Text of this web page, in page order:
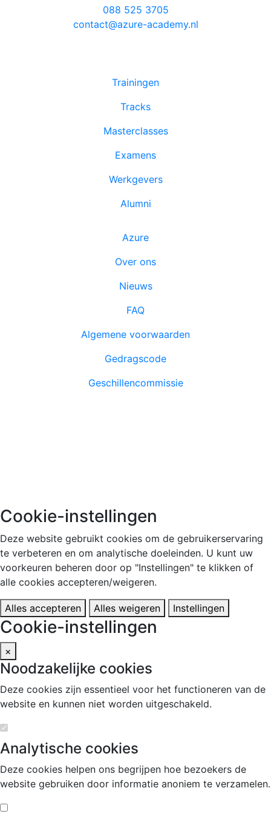
088 525 3705
contact@azure-academy.nl
Trainingen
Tracks
Masterclasses
Examens
Werkgevers
Alumni
Azure
Over ons
Nieuws
FAQ
Algemene voorwaarden
Gedragscode
Geschillencommissie
Cookie-instellingen
Deze website gebruikt cookies om de gebruikerservaring
te verbeteren en om analytische doeleinden. U kunt uw
voorkeuren beheren door op "Instellingen" te klikken of
alle cookies accepteren/weigeren.
Alles accepteren Alles weigeren Instellingen
Cookie-instellingen
×
Noodzakelijke cookies
Deze cookies zijn essentieel voor het functioneren van de
website en kunnen niet worden uitgeschakeld.
Analytische cookies
Deze cookies helpen ons begrijpen hoe bezoekers de
website gebruiken door informatie anoniem te verzamelen.